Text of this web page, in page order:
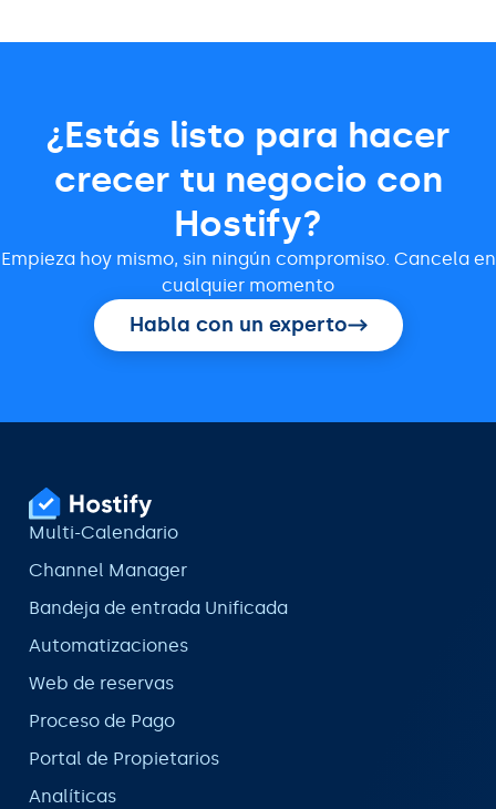
¿Estás listo para hacer
crecer tu negocio con
Hostify?
Empieza hoy mismo, sin ningún compromiso. Cancela en
cualquier momento
Habla con un experto
Multi-Calendario
Channel Manager
Bandeja de entrada Unificada
Automatizaciones
Web de reservas
Proceso de Pago
Portal de Propietarios
Analíticas